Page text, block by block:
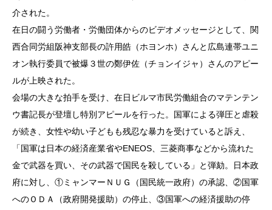
介された。
在日の闘う労働者・労働団体からのビデオメッセージとして、関
西合同労組阪神支部長の許用皓（ホヨンホ）さんと広島連帯ユニ
オン執行委員で被爆３世の鄭伊佐（チョンイジャ）さんのアピー
ルが上映された。
会場の大きな拍手を受け、在日ビルマ市民労働組合のマテンテン
ウ書記長が登壇し特別アピールを行った。国軍による弾圧と虐殺
が続き、女性や幼い子どもも残忍な暴力を受けていると訴え、
「国軍は日本の経済産業省やENEOS、三菱商事などから流れた
金で武器を買い、その武器で国民を殺している」と弾劾。日本政
府に対し、①ミャンマーＮＵＧ（国民統一政府）の承認、②国軍
へのＯＤＡ（政府開発援助）の停止、③国軍への経済援助の停